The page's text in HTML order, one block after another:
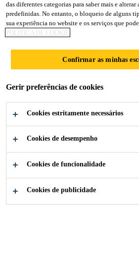
ADESIVOS
Indústria
das diferentes categorias para saber mais e alterar
predefinidas. No entanto, o bloqueio de alguns
sua experiência no website e os serviços que
POLÍTICA DE COOKIE
Confirmar as minhas
Gerir preferências de cookies
Cookies estritamente necessários
Cookies de desempenho
Cookies de funcionalidade
Cookies de publicidade